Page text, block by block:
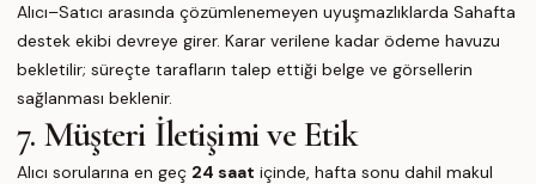
Alıcı–Satıcı arasında çözümlenemeyen uyuşmazlıklarda Sahafta
destek ekibi devreye girer. Karar verilene kadar ödeme havuzu
bekletilir; süreçte tarafların talep ettiği belge ve görsellerin
sağlanması beklenir.
7. Müşteri İletişimi ve Etik
Alıcı sorularına en geç 24 saat içinde, hafta sonu dahil makul